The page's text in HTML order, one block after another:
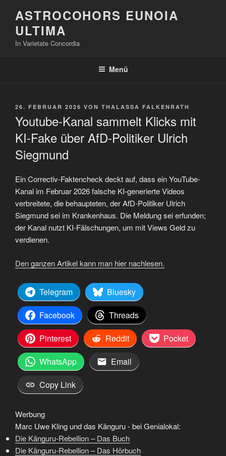
Inhalt
springen
ASTROCOHORS EUNOIA
ULTIMA
In Varietate Concordia
Menü
VERÖFFENTLICHT
26. FEBRUAR 2026 VON THALASSA FALKENRATH
Youtube-Kanal sammelt Klicks mit
KI-Fake über AfD-Politiker Ulrich
Siegmund
Ein Correctiv-Faktencheck deckt auf, dass ein YouTube-
Kanal im Februar 2026 falsche KI-generierte Videos
verbreitete, die behaupteten, der AfD-Politiker Ulrich
Siegmund sei im Krankenhaus. Die Meldung sei erfunden;
der Kanal nutzt KI-Fälschungen, um mit Views Geld zu
verdienen.
Den ganzen Artikel kann man hier nachlesen.
Telegram
Bluesky
Facebook
Threads
Pinterest
Reddit
Pocket
WhatsApp
Email
Copy Link
Werbung
Marc Uwe Kling und das Känguru - bei Genialokal:
Die Känguru-Rebellion – Das Buch
Die Känguru-Rebellion – Das Hörbuch